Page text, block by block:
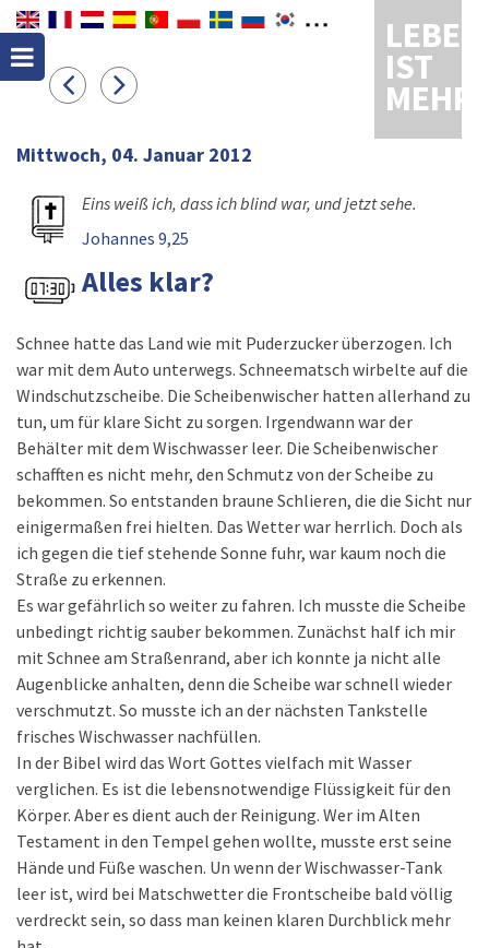
LEBEN
IST
MEHR
Mittwoch, 04. Januar 2012
Eins weiß ich, dass ich blind war, und jetzt sehe.
Johannes 9,25
Alles klar?
Schnee hatte das Land wie mit Puderzucker überzogen. Ich
war mit dem Auto unterwegs. Schneematsch wirbelte auf die
Windschutzscheibe. Die Scheibenwischer hatten allerhand zu
tun, um für klare Sicht zu sorgen. Irgendwann war der
Behälter mit dem Wischwasser leer. Die Scheibenwischer
schafften es nicht mehr, den Schmutz von der Scheibe zu
bekommen. So entstanden braune Schlieren, die die Sicht nur
einigermaßen frei hielten. Das Wetter war herrlich. Doch als
ich gegen die tief stehende Sonne fuhr, war kaum noch die
Straße zu erkennen.
Es war gefährlich so weiter zu fahren. Ich musste die Scheibe
unbedingt richtig sauber bekommen. Zunächst half ich mir
mit Schnee am Straßenrand, aber ich konnte ja nicht alle
Augenblicke anhalten, denn die Scheibe war schnell wieder
verschmutzt. So musste ich an der nächsten Tankstelle
frisches Wischwasser nachfüllen.
In der Bibel wird das Wort Gottes vielfach mit Wasser
verglichen. Es ist die lebensnotwendige Flüssigkeit für den
Körper. Aber es dient auch der Reinigung. Wer im Alten
Testament in den Tempel gehen wollte, musste erst seine
Hände und Füße waschen. Un wenn der Wischwasser-Tank
leer ist, wird bei Matschwetter die Frontscheibe bald völlig
verdreckt sein, so dass man keinen klaren Durchblick mehr